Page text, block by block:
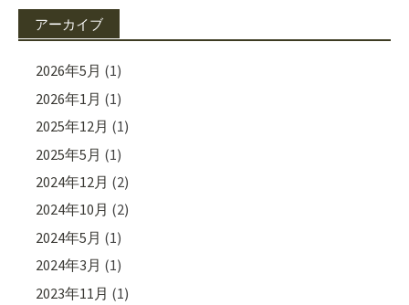
アーカイブ
2026年5月 (1)
2026年1月 (1)
2025年12月 (1)
2025年5月 (1)
2024年12月 (2)
2024年10月 (2)
2024年5月 (1)
2024年3月 (1)
2023年11月 (1)